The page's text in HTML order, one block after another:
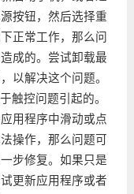
按钮，然后选择重
正常工作，那么问
成的。尝试卸载最
以解决这个问题。
触控问题引起的。
用程序中滑动或点
操作，那么问题可
步修复。如果只是
更新应用程序或者